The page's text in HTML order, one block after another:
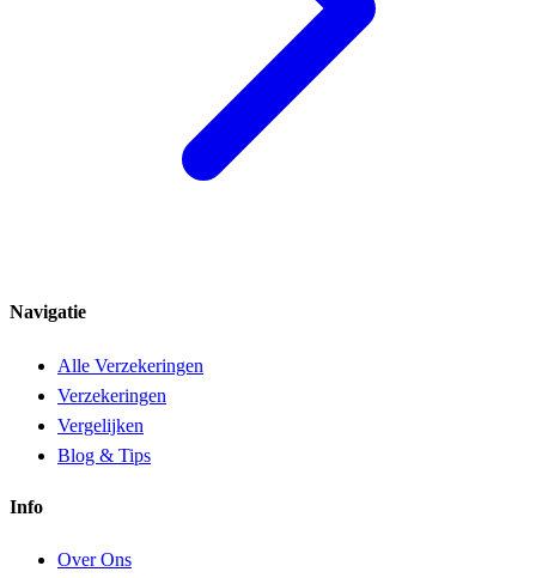
Navigatie
Alle Verzekeringen
Verzekeringen
Vergelijken
Blog & Tips
Info
Over Ons